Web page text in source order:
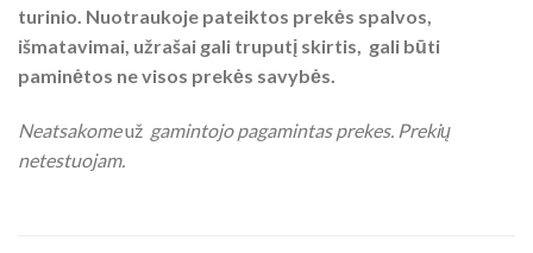
turinio. Nuotraukoje pateiktos prekės spalvos,
išmatavimai, užrašai gali truputį skirtis, gali būti
paminėtos ne visos prekės savybės.
Neatsakomeuž gamintojo pagamintas prekes. Prekių
netestuojam.